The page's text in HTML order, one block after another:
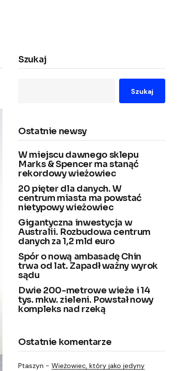
Szukaj
Szukaj
Ostatnie newsy
W miejscu dawnego sklepu
Marks & Spencer ma stanąć
rekordowy wieżowiec
20 pięter dla danych. W
centrum miasta ma powstać
nietypowy wieżowiec
Gigantyczna inwestycja w
Australii. Rozbudowa centrum
danych za 1,2 mld euro
Spór o nową ambasadę Chin
trwa od lat. Zapadł ważny wyrok
sądu
Dwie 200-metrowe wieże i 14
tys. mkw. zieleni. Powstał nowy
kompleks nad rzeką
Ostatnie komentarze
Ptaszyn - Wieżowiec, który jako jedyny